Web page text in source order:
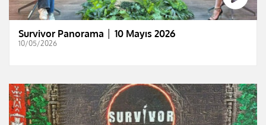
Survivor Panorama │ 10 Mayıs 2026
10/05/2026